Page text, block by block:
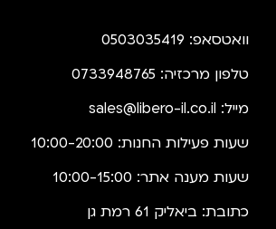
וואטסאפ: 0503035419
טלפון מרכזיה: 0733948765
מייל: sales@libero-il.co.il
שעות פעילות החנות: 10:00-20:00
שעות מענה אתר: 10:00-15:00
כתובת: ביאליק 61 רמת גן